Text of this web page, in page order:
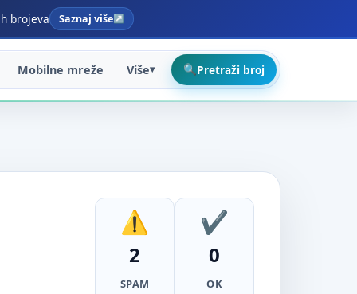
brojeva Saznaj više
Mobilne mreže Više Pretraži broj
2
SPAM
0
OK